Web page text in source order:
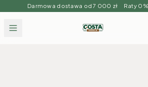
Darmowa dostawa od 7 000 zł Raty